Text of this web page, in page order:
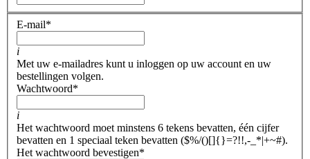
E-mail*
i
Met uw e-mailadres kunt u inloggen op uw account en uw
bestellingen volgen.
Wachtwoord*
i
Het wachtwoord moet minstens 6 tekens bevatten, één cijfer
bevatten en 1 speciaal teken bevatten ($%/()[]{}=?!!,-_*|+~#).
Het wachtwoord bevestigen*